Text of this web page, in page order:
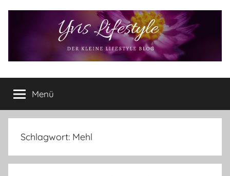
Yvis
Lifestyle
Lifestyle
Blog
–
Lifestyle,
Produkttests
Menü
Schlagwort: Mehl